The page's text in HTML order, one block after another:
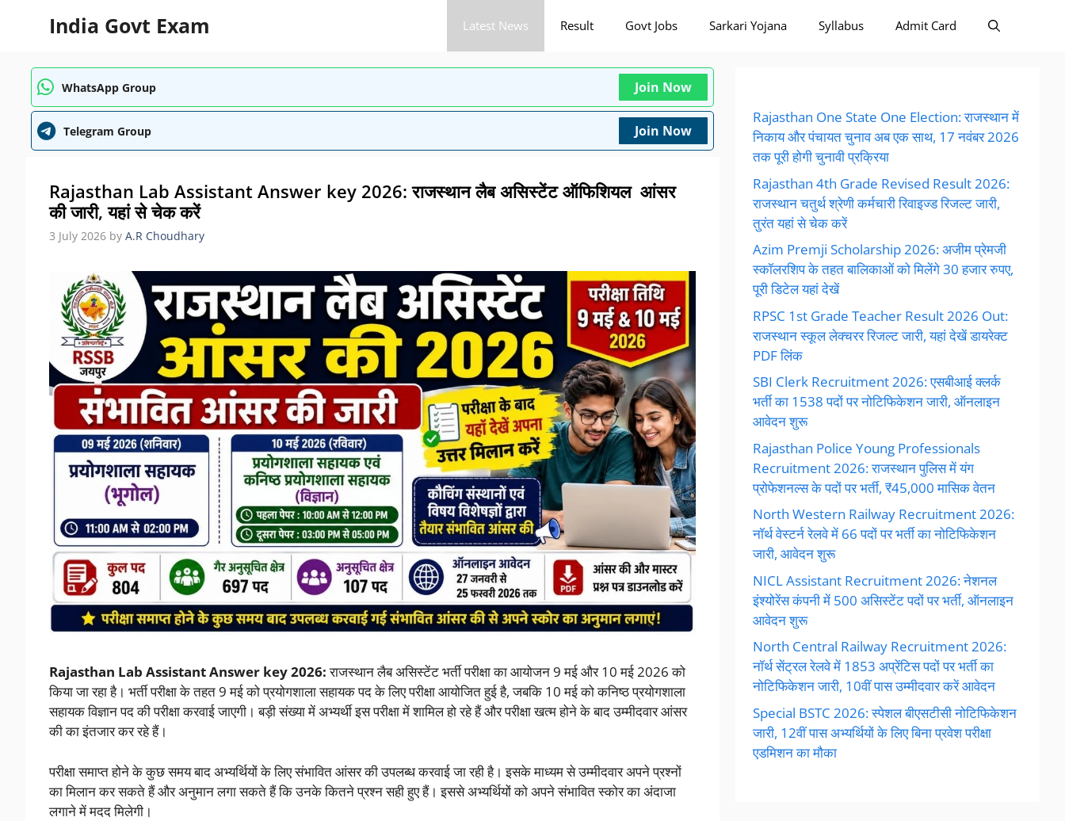
India Govt Exam Latest News Result Govt Jobs Sarkari Yojana Syllabus Admit Card
WhatsApp Group Join Now
Telegram Group Join Now
Rajasthan Lab Assistant Answer key 2026: राजस्थान लैब असिस्टेंट ऑफिशियल आंसर
की जारी, यहां से चेक करें
3 July 2026 by A.R Choudhary
Rajasthan Lab Assistant Answer key 2026:राजस्थान लैब असिस्टेंट भर्ती परीक्षा का आयोजन 9 मई और 10 मई 2026 को
किया जा रहा है। भर्ती परीक्षा के तहत 9 मई को प्रयोगशाला सहायक पद के लिए परीक्षा आयोजित हुई है, जबकि 10 मई को कनिष्ठ प्रयोगशाला
सहायक विज्ञान पद की परीक्षा करवाई जाएगी। बड़ी संख्या में अभ्यर्थी इस परीक्षा में शामिल हो रहे हैं और परीक्षा खत्म होने के बाद उम्मीदवार आंसर
की का इंतजार कर रहे हैं।
परीक्षा समाप्त होने के कुछ समय बाद अभ्यर्थियों के लिए संभावित आंसर की उपलब्ध करवाई जा रही है। इसके माध्यम से उम्मीदवार अपने प्रश्नों
का मिलान कर सकते हैं और अनुमान लगा सकते हैं कि उनके कितने प्रश्न सही हुए हैं। इससे अभ्यर्थियों को अपने संभावित स्कोर का अंदाजा
लगाने में मदद मिलेगी।
Rajasthan One State One Election: राजस्थान में
निकाय और पंचायत चुनाव अब एक साथ, 17 नवंबर 2026
तक पूरी होगी चुनावी प्रक्रिया
Rajasthan 4th Grade Revised Result 2026:
राजस्थान चतुर्थ श्रेणी कर्मचारी रिवाइज्ड रिजल्ट जारी,
तुरंत यहां से चेक करें
Azim Premji Scholarship 2026: अजीम प्रेमजी
स्कॉलरशिप के तहत बालिकाओं को मिलेंगे 30 हजार रुपए,
पूरी डिटेल यहां देखें
RPSC 1st Grade Teacher Result 2026 Out:
राजस्थान स्कूल लेक्चरर रिजल्ट जारी, यहां देखें डायरेक्ट
PDF लिंक
SBI Clerk Recruitment 2026: एसबीआई क्लर्क
भर्ती का 1538 पदों पर नोटिफिकेशन जारी, ऑनलाइन
आवेदन शुरू
Rajasthan Police Young Professionals
Recruitment 2026: राजस्थान पुलिस में यंग
प्रोफेशनल्स के पदों पर भर्ती, ₹45,000 मासिक वेतन
North Western Railway Recruitment 2026:
नॉर्थ वेस्टर्न रेलवे में 66 पदों पर भर्ती का नोटिफिकेशन
जारी, आवेदन शुरू
NICL Assistant Recruitment 2026: नेशनल
इंश्योरेंस कंपनी में 500 असिस्टेंट पदों पर भर्ती, ऑनलाइन
आवेदन शुरू
North Central Railway Recruitment 2026:
नॉर्थ सेंट्रल रेलवे में 1853 अप्रेंटिस पदों पर भर्ती का
नोटिफिकेशन जारी, 10वीं पास उम्मीदवार करें आवेदन
Special BSTC 2026: स्पेशल बीएसटीसी नोटिफिकेशन
जारी, 12वीं पास अभ्यर्थियों के लिए बिना प्रवेश परीक्षा
एडमिशन का मौका